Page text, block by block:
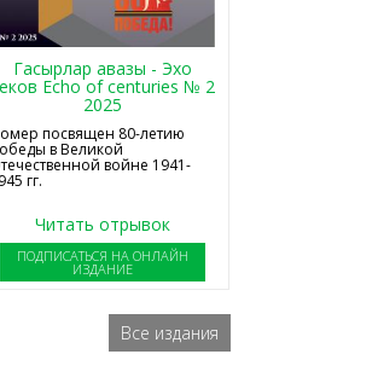
Гасырлар авазы - Эхо
Echo of centuries № 2
2025
посвящен 80-летию
в Великой
войне 1941-
гг.
Читать отрывок
ПОДПИСАТЬСЯ НА ОНЛАЙН
ИЗДАНИЕ
Все издания